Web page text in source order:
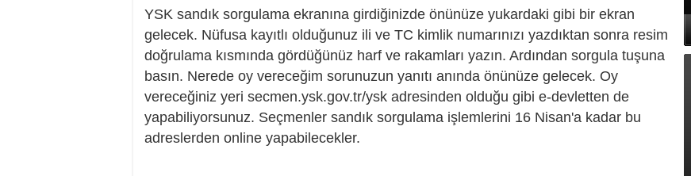
YSK sandık sorgulama ekranına girdiğinizde önünüze yukardaki gibi bir ekran
gelecek. Nüfusa kayıtlı olduğunuz ili ve TC kimlik numarınızı yazdıktan sonra resim
doğrulama kısmında gördüğünüz harf ve rakamları yazın. Ardından sorgula tuşuna
basın. Nerede oy vereceğim sorunuzun yanıtı anında önünüze gelecek. Oy
vereceğiniz yeri secmen.ysk.gov.tr/ysk adresinden olduğu gibi e-devletten de
yapabiliyorsunuz. Seçmenler sandık sorgulama işlemlerini 16 Nisan'a kadar bu
adreslerden online yapabilecekler.